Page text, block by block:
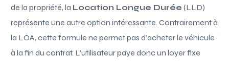
de la propriété, la Location Longue Durée (LLD)
représente une autre option intéressante. Contrairement à
la LOA, cette formule ne permet pas d’acheter le véhicule
à la fin du contrat. L’utilisateur paye donc un loyer fixe